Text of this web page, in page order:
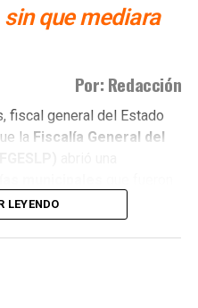
que mediara
Por: Redacción
fiscal general del Estado
la Fiscalía General del
que las autoridades tienen
de drogas.
LEYENDO